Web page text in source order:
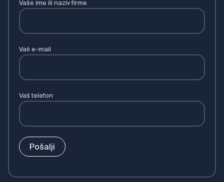
Vaše ime ili naziv firme
Vaš e-mail
Vaš telefon